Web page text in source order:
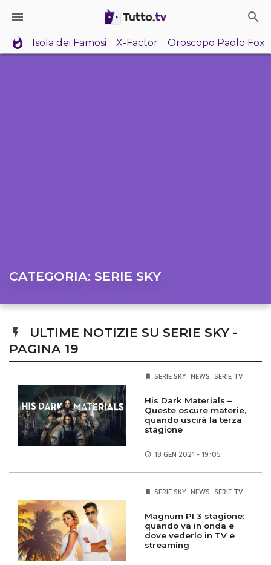
Isola dei Famosi X-Factor Oroscopo Paolo Fox
CATEGORIA: SERIE SKY
ULTIME NOTIZIE SU SERIE SKY -
PAGINA 19
SERIE SKY NEWS SERIE TV
His Dark Materials –
Queste oscure materie,
quando uscirà la terza
stagione
18 GEN 2021 - 19:05
SERIE SKY NEWS SERIE TV
Magnum PI 3 stagione:
quando va in onda e
dove vederlo in TV e
streaming